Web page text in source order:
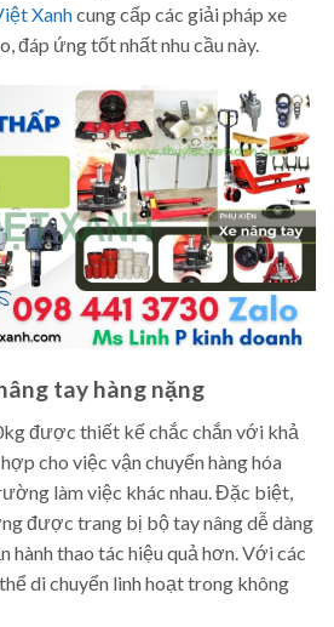
Xanhcung cấp các giải pháp xe
đáp ứng tốt nhất nhu cầu này.
tay hàng nặng
được thiết kế chắc chắn với khả
cho việc vận chuyển hàng hóa
làm việc khác nhau. Đặc biệt,
được trang bị bộ tay nâng dễ dàng
hành thao tác hiệu quả hơn. Với các
di chuyển linh hoạt trong không